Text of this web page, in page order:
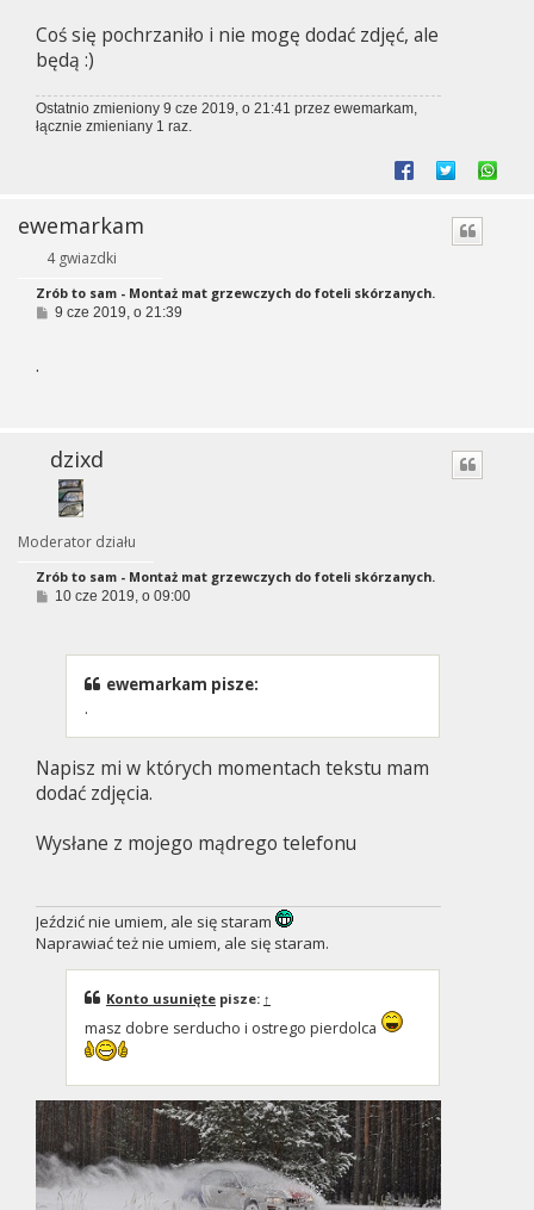
Coś się pochrzaniło i nie mogę dodać zdjęć, ale
będą :)
Ostatnio zmieniony 9 cze 2019, o 21:41 przez ewemarkam
łącznie zmieniany 1 raz.
ewemarkam
4 gwiazdki
Zrób to sam - Montaż mat grzewczych do foteli skórzanych.
P9 cze 2019, o 21:39
.
dzixd
Moderator działu
Zrób to sam - Montaż mat grzewczych do foteli skórzanych.
P10 cze 2019, o 09:00
ewemarkam pisze:
.
Napisz mi w których momentach tekstu mam
dodać zdjęcia.
Wysłane z mojego mądrego telefonu
Jeździć nie umiem, ale się staram
Naprawiać też nie umiem, ale się staram.
Konto usunięte pisze: ↑
masz dobre serducho i ostrego pierdolca